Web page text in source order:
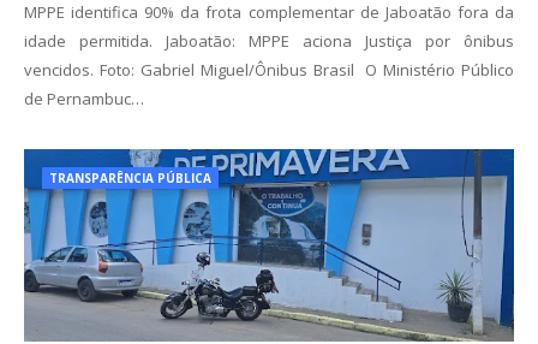
MPPE identifica 90% da frota complementar de Jaboatão fora da
idade permitida. Jaboatão: MPPE aciona Justiça por ônibus
vencidos. Foto: Gabriel Miguel/Ônibus Brasil O Ministério Público
de Pernambuc…
TRANSPARÊNCIA PÚBLICA